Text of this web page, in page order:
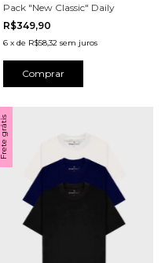
Pack "New Classic" Daily
R$349,90
6 x de R$58,32 sem juros
Comprar
Frete grátis